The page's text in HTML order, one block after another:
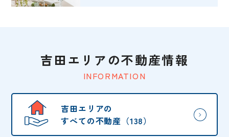
INFORMATION
吉田エリアの不動産情報
吉田エリアの
すべての不動産（138）